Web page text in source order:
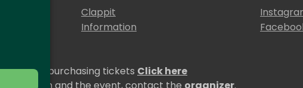
Clappit
Information
in purchasing tickets Click here